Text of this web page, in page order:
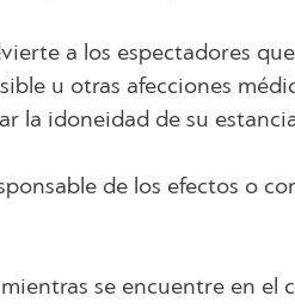
a los espectadores
u otras afecciones
la idoneidad de su
de los efectos o
se encuentre en el